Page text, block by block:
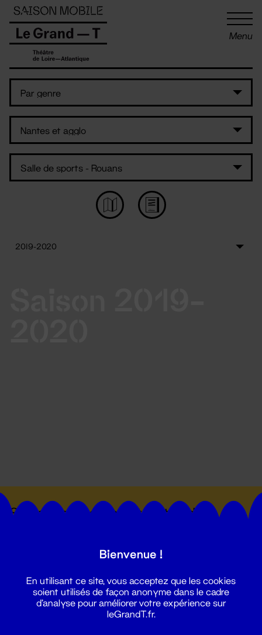
Menu
Suivez toutes les actualités du
Panneau de gestion des cookies
Bienvenue !
En utilisant ce site, vous acceptez que les cookies
soient utilisés de façon anonyme dans le cadre
d'analyse pour améliorer votre expérience sur
leGrandT.fr.